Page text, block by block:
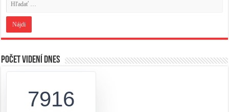
Počet videní dnes
7916